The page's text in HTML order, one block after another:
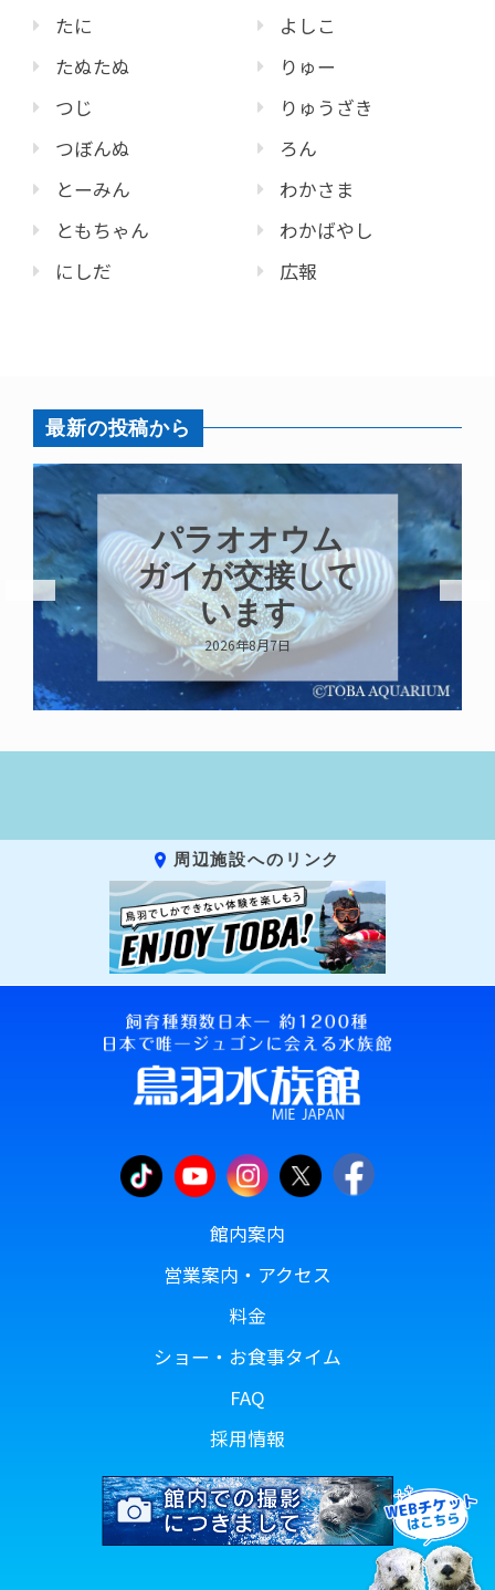
たに
たぬたぬ
つじ
つぼんぬ
とーみん
ともちゃん
にしだ
よしこ
りゅー
りゅうざき
ろん
わかさま
わかばやし
広報
最新の投稿から
パラオオウム
ガイが交接して
います
2026年8月7日
周辺施設へのリンク
館内案内
営業案内・アクセス
料金
ショー・お食事タイム
FAQ
採用情報